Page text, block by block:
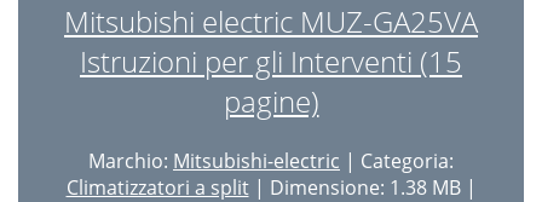
Mitsubishi electric MUZ-GA25VA
Istruzioni per gli Interventi (15
pagine)
Marchio: Mitsubishi-electric | Categoria:
Climatizzatori a split| Dimensione: 1.38 MB |